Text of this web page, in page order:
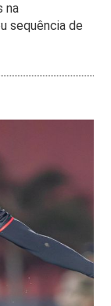
na
sequência de